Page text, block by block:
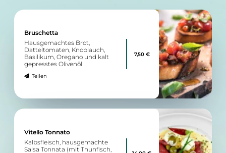
Bruschetta
Hausgemachtes Brot,
Datteltomaten, Knoblauch,
Basilikum, Oregano und kalt
gepresstes Olivenöl
Teilen
7,50 €
Vitello Tonnato
Kalbsfleisch, hausgemachte
Salsa Tonnata (mit Thunfisch,